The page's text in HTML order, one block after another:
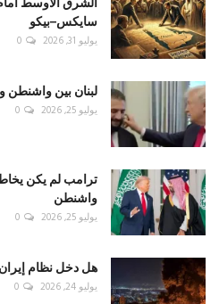
سايكس–بيكو
يوليو 31, 2026 0
لبنان بين واشنطن
يوليو 25, 2026 0
ترامب لم يكن
واشنطن
يوليو 25, 2026 0
هل دخل نظام إيران
يوليو 24, 2026 0